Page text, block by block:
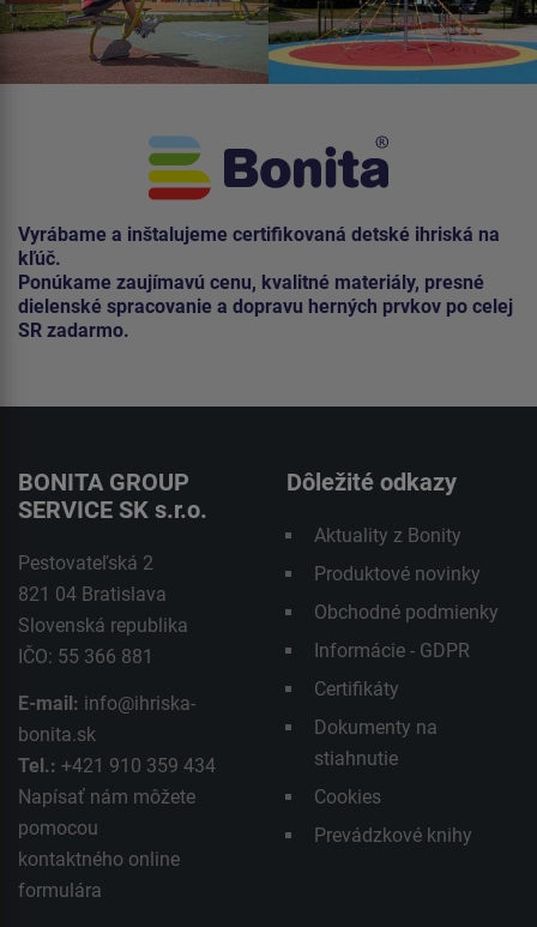
Vyrábame a inštalujeme certifikovaná detské ihriská na
kľúč.
Ponúkame zaujímavú cenu, kvalitné materiály, presné
dielenské spracovanie a dopravu herných prvkov po celej
SR zadarmo.
BONITA GROUP
SERVICE SK s.r.o.
Pestovateľská 2
821 04 Bratislava
Slovenská republika
IČO: 55 366 881
E-mail: info@ihriska-
bonita.sk
Tel.: +421 910 359 434
Napísať nám môžete
pomocou
kontaktného online
formulára
Dôležité odkazy
Aktuality z Bonity
Produktové novinky
Obchodné podmienky
Informácie - GDPR
Certifikáty
Dokumenty na
stiahnutie
Cookies
Prevádzkové knihy